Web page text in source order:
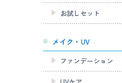
お試しセット
メイク・UV
ファンデーション